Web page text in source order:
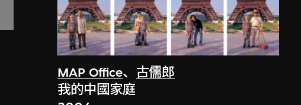
MAP Office、 古儒郎
我的中國家庭